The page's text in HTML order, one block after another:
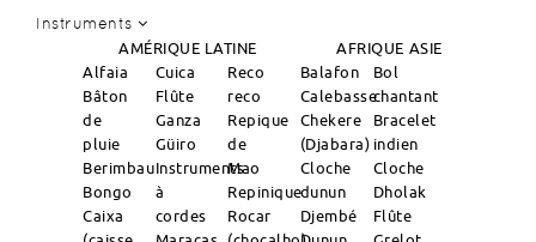
Instruments
AMÉRIQUE LATINE AFRIQUE ASIE
Alfaia
Bâton
de
pluie
Berimbau
Bongo
Caixa
Cuica
Flûte
Ganza
Güiro
Instruments
à
cordes
Reco
reco
Repique
de
Mao
Repinique
Rocar
Balafon
Calebasse
Chekere
(Djabara)
Cloche
dunun
Djembé
Bol
chantant
Bracelet
indien
Cloche
Dholak
Flûte